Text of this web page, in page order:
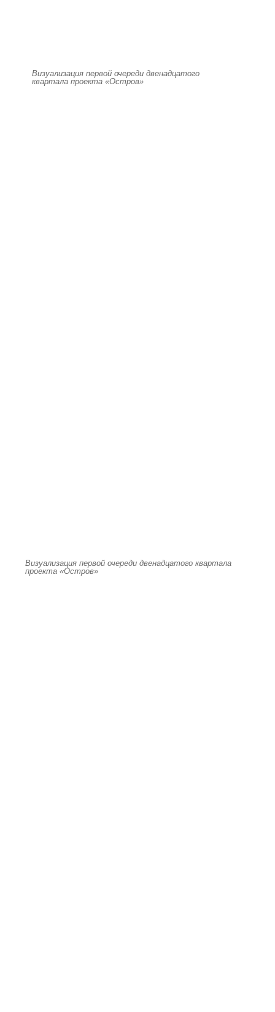
Визуализация первой очереди двенадцатого
квартала проекта «Остров»
Визуализация первой очереди двенадцатого квартала
проекта «Остров»